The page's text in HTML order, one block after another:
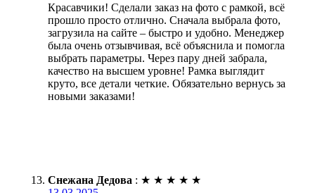
Красавчики! Сделали заказ на фото с рамкой, всё
прошло просто отлично. Сначала выбрала фото,
загрузила на сайте – быстро и удобно. Менеджер
была очень отзывчивая, всё объяснила и помогла
выбрать параметры. Через пару дней забрала,
качество на высшем уровне! Рамка выглядит
круто, все детали четкие. Обязательно вернусь за
новыми заказами!
Снежана Дедова : ★ ★ ★ ★ ★